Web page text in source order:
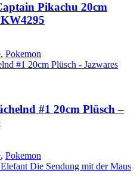
Pikachu 20cm
, Pokemon
#1 20cm Plüsch –
, Pokemon